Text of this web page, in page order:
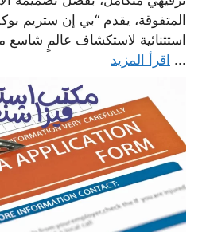
المتفوقة، يقدم “بي إن ستريم
استثنائية لاستكشاف عالمٍ شاسع
... اقرأ المزيد